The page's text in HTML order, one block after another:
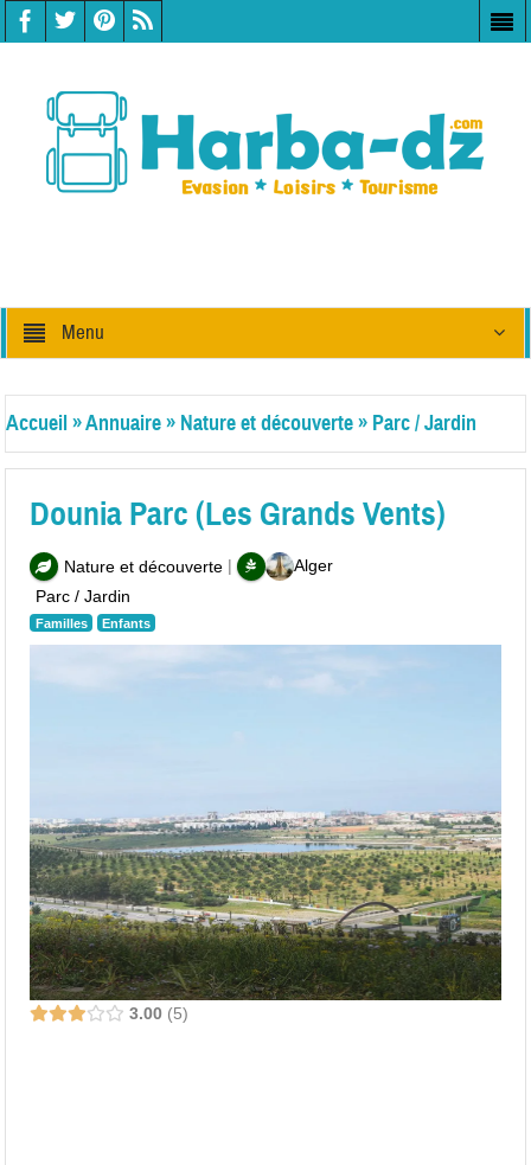
Menu
Accueil»Annuaire» Nature et découverte» Parc / Jardin
Dounia Parc (Les Grands Vents)
Nature et découverte|
Parc / Jardin
Familles Enfants
Alger
3.00 5